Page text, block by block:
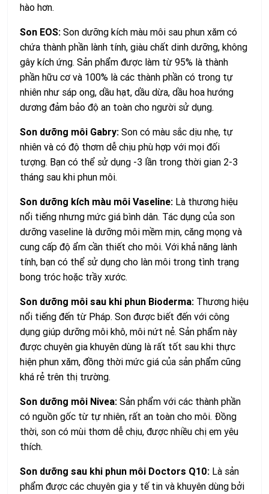
hào hơn.
Son EOS: Son dưỡng kích màu môi sau phun xăm có
chứa thành phần lành tính, giàu chất dinh dưỡng, không
gây kích ứng. Sản phẩm được làm từ 95% là thành
phần hữu cơ và 100% là các thành phần có trong tự
nhiên như sáp ong, dầu hạt, dầu dừa, dầu hoa hướng
dương đảm bảo độ an toàn cho người sử dụng.
Son dưỡng môi Gabry: Son có màu sắc dịu nhẹ, tự
nhiên và có độ thơm dễ chịu phù hợp với mọi đối
tượng. Bạn có thể sử dụng -3 lần trong thời gian 2-3
tháng sau khi phun môi.
Son dưỡng kích màu môi Vaseline: Là thương hiệu
nổi tiếng nhưng mức giá bình dân. Tác dụng của son
dưỡng vaseline là dưỡng môi mềm mịn, căng mọng và
cung cấp độ ẩm cần thiết cho môi. Với khả năng lành
tính, bạn có thể sử dụng cho làn môi trong tình trạng
bong tróc hoặc trầy xước.
Son dưỡng môi sau khi phun Bioderma: Thương hiệu
nổi tiếng đến từ Pháp. Son được biết đến với công
dụng giúp dưỡng môi khô, môi nứt nẻ. Sản phẩm này
được chuyên gia khuyên dùng là rất tốt sau khi thực
hiện phun xăm, đồng thời mức giá của sản phẩm cũng
khá rẻ trên thị trường.
Son dưỡng môi Nivea: Sản phẩm với các thành phần
có nguồn gốc từ tự nhiên, rất an toàn cho môi. Đồng
thời, son có mùi thơm dễ chịu, được nhiều chị em yêu
thích.
Son dưỡng sau khi phun môi Doctors Q10: Là sản
phẩm được các chuyên gia y tế tin và khuyên dùng bởi